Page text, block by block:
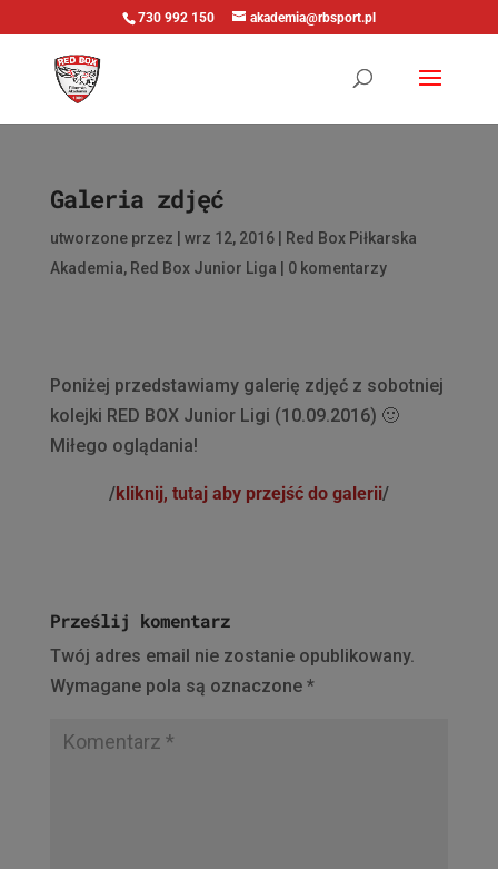
730 992 150 akademia@rbsport.pl
Galeria zdjęć
utworzone przez wrz 12, 2016|
Red Box Piłkarska
Akademia, Red Box Junior Liga 0 komentarzy
Poniżej przedstawiamy galerię zdjęć z sobotniej
kolejki RED BOX Junior Ligi (10.09.2016) 🙂
Miłego oglądania!
/kliknij, tutaj aby przejść do galerii/
Prześlij komentarz
Twój adres email nie zostanie opublikowany.
Wymagane pola są oznaczone *